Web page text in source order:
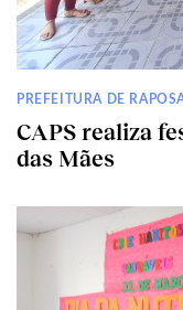
PREFEITURA DE
CAPS realiza
das Mães